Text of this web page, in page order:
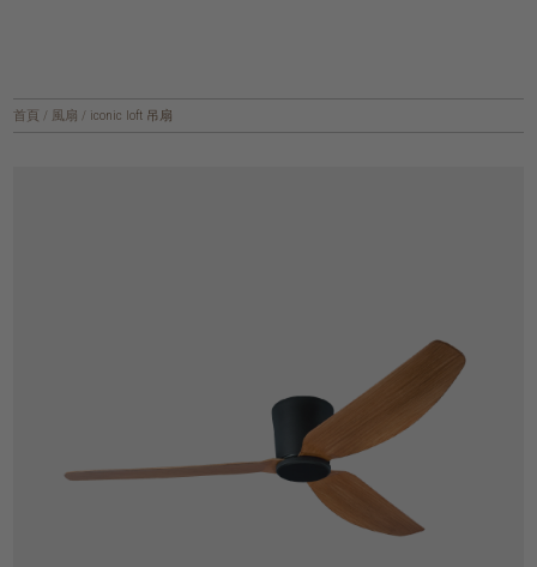
首頁 / 風扇 / iconic loft 吊扇